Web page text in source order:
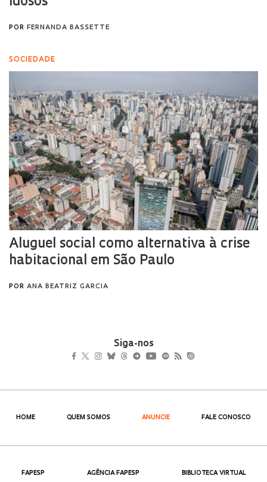
Siga-nos
HOME QUEM SOMOS ANUNCIE FALE CONOSCO
FAPESP AGÊNCIA FAPESP BIBLIOTECA VIRTUAL